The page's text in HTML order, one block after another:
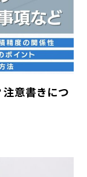
注意書きにつ